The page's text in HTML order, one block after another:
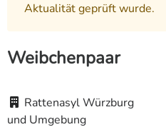
Aktualität geprüft wurde.
Weibchenpaar
Rattenasyl Würzburg
und Umgebung